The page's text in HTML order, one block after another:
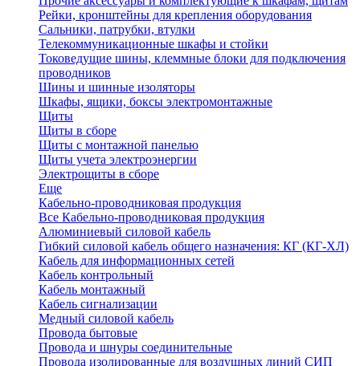
Рейки, кронштейны для крепления оборудования
Сальники, патрубки, втулки
Телекоммуникационные шкафы и стойки
Токоведущие шины, клеммные блоки для подключения
проводников
Шины и шинные изоляторы
Шкафы, ящики, боксы электромонтажные
Щиты
Щиты в сборе
Щиты с монтажной панелью
Щиты учета электроэнергии
Электрощиты в сборе
Еще
Кабельно-проводниковая продукция
Все Кабельно-проводниковая продукция
Алюминиевый силовой кабель
Гибкий силовой кабель общего назначения: КГ (КГ-ХЛ)
Кабель для информационных сетей
Кабель контрольный
Кабель монтажный
Кабель сигнализации
Медный силовой кабель
Провода бытовые
Провода и шнуры соединительные
Провода изолированные для воздушных линий СИП